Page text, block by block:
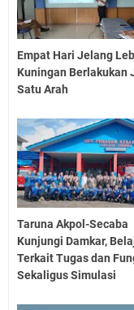
Empat Hari Jelang
Kuningan Berlakukan
Satu Arah
Taruna Akpol-Secaba
Kunjungi Damkar,
Terkait Tugas dan
Sekaligus Simulasi